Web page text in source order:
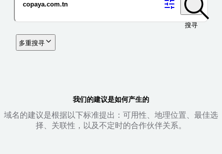
搜寻
多重搜寻
我们的建议是如何产生的
域名的建议是根据以下标准提出：可用性、地理位置、最佳选
择、关联性，以及不定时的合作伙伴关系。